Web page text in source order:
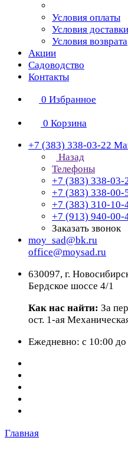
Условия оплаты
Условия доставки
Условия возврата
Акции
Садоводство
Контакты
0 Избранное
0 Корзина
+7 (383) 338-03-22
Назад
Телефоны
+7 (383) 338-03-
+7 (383) 338-00-
+7 (383) 310-10-
+7 (913) 940-00-
Заказать звонок
moy_sad@bk.ru
office@moysad.ru
630097, г.
Бердское шоссе 4/1
Как нас найти: За
ост. 1-ая
Ежедневно: с 10:00
Главная